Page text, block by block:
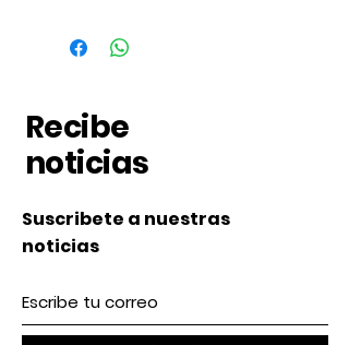
Recibe
noticias
Suscribete a nuestras
noticias